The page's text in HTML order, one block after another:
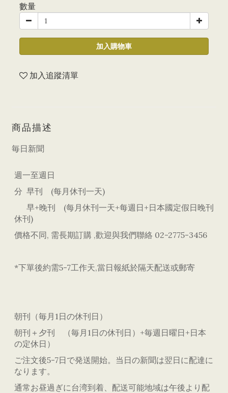
數量
加入購物車
加入追蹤清單
商品描述
毎日新聞
週一至週日
分 早刊 (每月休刊一天)
早+晚刊 (每月休刊一天+每週日+日本國定假日晚刊
休刊)
價格不同, 需長期訂購 ,歡迎與我們聯絡 02-2775-3456
*下單後約需5-7工作天,當日報紙於隔天配送或郵寄
朝刊（毎月1日の休刊日）
朝刊＋夕刊 （毎月1日の休刊日）+毎週日曜日+日本
の定休日）
ご注文後5-7日で発送開始。当日の新聞は翌日に配達に
なります。
通常お昼過ぎに台湾到着、配送可能地域は午後より配